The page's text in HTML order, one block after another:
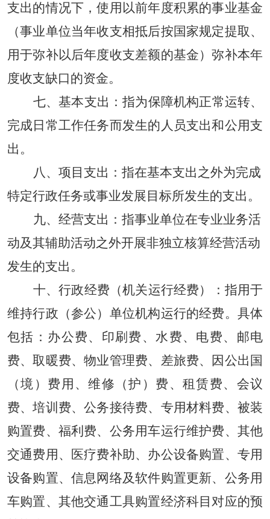
支出的情况下，使用以前年度积累的事业基金
（事业单位当年收支相抵后按国家规定提取、
用于弥补以后年度收支差额的基金）弥补本年
度收支缺口的资金。
七、基本支出 ：指为保障机构正常运转、
完成日常工作任务而发生的人员支出和公用支
出。
八、 项目支出： 指在基本支出之外为完成
特定行政任务或事业发展目标所发生的支出。
九、 经营支出： 指事业单位在专业业务活
动及其辅助活动之外开展非独立核算经营活动
发生的支出。
十、行政经费 （机关运行经费）： 指用于
维持行政（参公）单位机构运行的经费。具体
包括：办公费、印刷费、水费、电费、邮电
费、取暖费、物业管理费、差旅费、因公出国
（境）费用、维修（护）费、租赁费、会议
费、培训费、公务接待费、专用材料费、被装
购置费、福利费、公务用车运行维护费、其他
交通费用、医疗费补助、办公设备购置、专用
设备购置、信息网络及软件购置更新、公务用
车购置、其他交通工具购置经济科目对应的预